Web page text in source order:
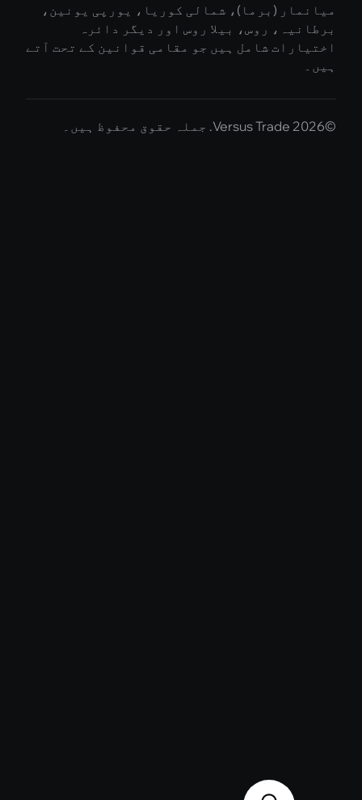
(برما)، شمالی کوریا، یورپی یونین،
روس، بیلا روس اور دیگر دائرہ
شامل ہیں جو مقامی قوانین کے تحت آتے